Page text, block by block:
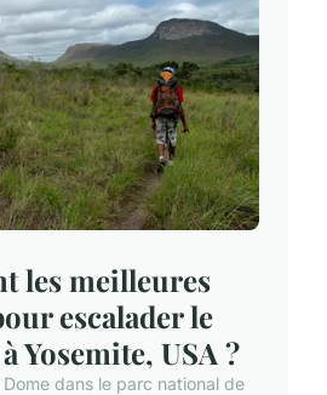
les meilleures
escalader le
Yosemite, USA ?
dans le parc national de